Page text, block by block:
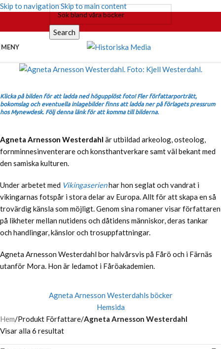
Skip to navigationSkip to main content
Search
MENY
Klicka på bilden för att ladda ned högupplöst foto! Fler författarporträtt,
bokomslag och eventuella inlagebilder finns att ladda ner på förlagets pressrum
hos Mynewdesk. Följ denna länk för att komma till bilderna.
Agneta Arnesson Westerdahl är utbildad arkeolog, osteolog,
fornminnesinventerare och konsthantverkare samt väl bekant med
den samiska kulturen.
Under arbetet med Vikingaserienhar hon seglat och vandrat i
vikingarnas fotspår i stora delar av Europa. Allt för att skapa en så
trovärdig känsla som möjligt. Genom sina romaner visar författaren
på likheter mellan nutidens och dåtidens människor, deras tankar
och handlingar, känslor och trosuppfattningar.
Agneta Arnesson Westerdahl bor halvårsvis på Fårö och i Färnäs
utanför Mora. Hon är ledamot i Fåröakademien.
Agneta Arnesson Westerdahls böcker
Hemsida
Hem/Produkt Författare/Agneta Arnesson Westerdahl
Visar alla 6 resultat